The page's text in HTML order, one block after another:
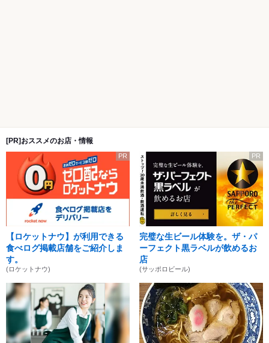
[PR]おススメのお店・情報
PR
【ロケットナウ】が利用できる
食べログ掲載店舗をご紹介しま
す。
(ロケットナウ)
PR
完璧な生ビール体験を。ザ・パ
ーフェクト黒ラベルが飲めるお
店
(サッポロビール)